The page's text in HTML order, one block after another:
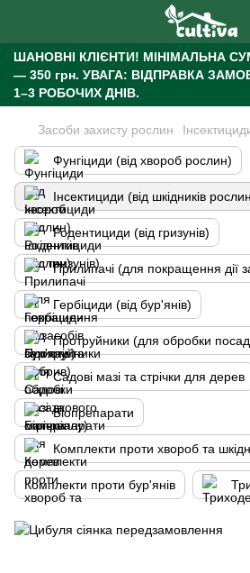
ШАНОВНІ КЛІЄНТИ! МІНІМАЛЬНА
— 350 грн. УВАГА: ВІДПРАВКА
1–3 РОБОЧИХ ДНІВ.
Засоби захисту рослин
Фунгіциди (від хвороб рослин)
Інсектициди (від шкідників
Родентициди (від гризунів)
Гербіциди (від бур'янів)
Протруйники (для обробки
Садові мазі та стрічки для дерев
Біопрепарати
Комплекти проти хвороб та
Комплекти проти бур'янів